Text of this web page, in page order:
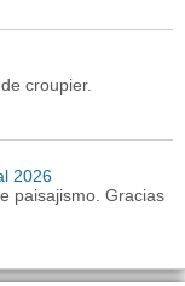
croupier.
2026
paisajismo. Gracias